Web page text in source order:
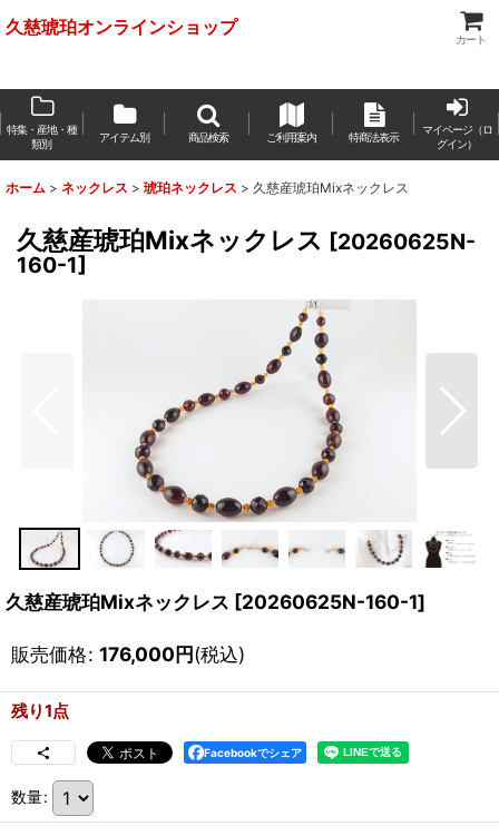
久慈琥珀オンラインショップ
カート
特集・産地・種
類別
アイテム別 商品検索 ご利用案内 特商法表示
マイページ（ロ
グイン）
ホーム > ネックレス > 琥珀ネックレス > 久慈産琥珀Mixネックレス
久慈産琥珀Mixネックレス [20260625N-
160-1]
久慈産琥珀Mixネックレス [20260625N-160-1]
販売価格: 176,000円(税込)
残り1点
Facebookでシェア
数量: